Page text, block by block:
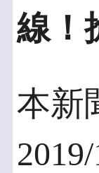
線！
本新